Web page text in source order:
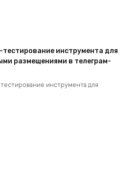
инструмента для
размещениями в телеграм-
инструмента для